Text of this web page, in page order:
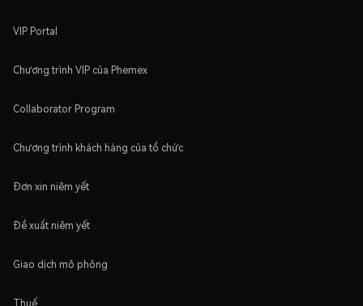
VIP Portal
Chương trình VIP của Phemex
Collaborator Program
Chương trình khách hàng của tổ chức
Đơn xin niêm yết
Đề xuất niêm yết
Giao dịch mô phỏng
Thuế